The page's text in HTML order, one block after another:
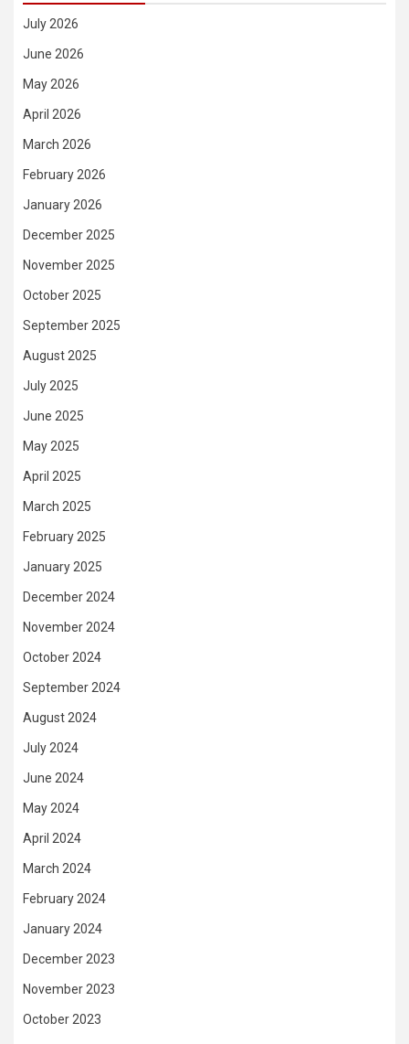
July 2026
June 2026
May 2026
April 2026
March 2026
February 2026
January 2026
December 2025
November 2025
October 2025
September 2025
August 2025
July 2025
June 2025
May 2025
April 2025
March 2025
February 2025
January 2025
December 2024
November 2024
October 2024
September 2024
August 2024
July 2024
June 2024
May 2024
April 2024
March 2024
February 2024
January 2024
December 2023
November 2023
October 2023